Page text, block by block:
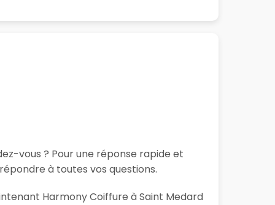
vous ? Pour une réponse rapide et
à toutes vos questions.
Harmony Coiffure à Saint Medard